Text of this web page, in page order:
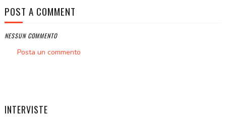
POST A COMMENT
NESSUN COMMENTO
Posta un commento
INTERVISTE